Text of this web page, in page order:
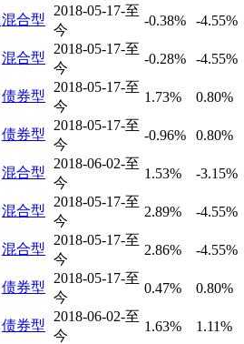
混合型
2018-05-17-至
今
-0.38% -4.55%
混合型
2018-05-17-至
今
-0.28% -4.55%
债券型
2018-05-17-至
今
1.73% 0.80%
债券型
2018-05-17-至
今
-0.96%
0.80%
混合型
2018-06-02-至
今
1.53% -3.15%
混合型
2018-05-17-至
今
2.89% -4.55%
混合型
2018-05-17-至
今
2.86% -4.55%
债券型
2018-05-17-至
今
0.47% 0.80%
债券型
2018-06-02-至
今
1.63% 1.11%